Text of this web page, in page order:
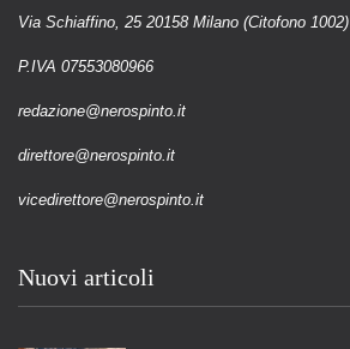
Via Schiaffino, 25 20158 Milano (Citofono 1002)
P.IVA 07553080966
redazione@nerospinto.it
direttore@nerospinto.it
vicedirettore@nerospinto.it
Nuovi articoli